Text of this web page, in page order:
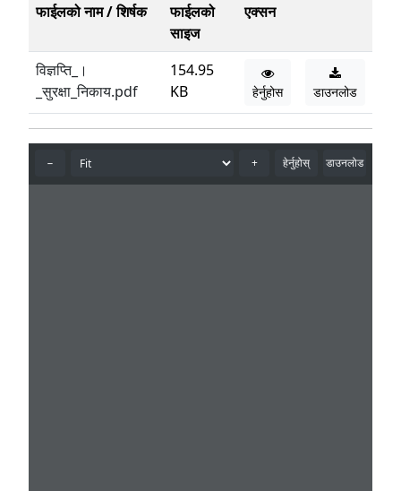
फाईलको नाम / शिर्षक
फाईलको
साइज
एक्सन
विज्ञप्ति_।
_सुरक्षा_निकाय.pdf
154.95
KB
हेर्नुहोस डाउनलोड